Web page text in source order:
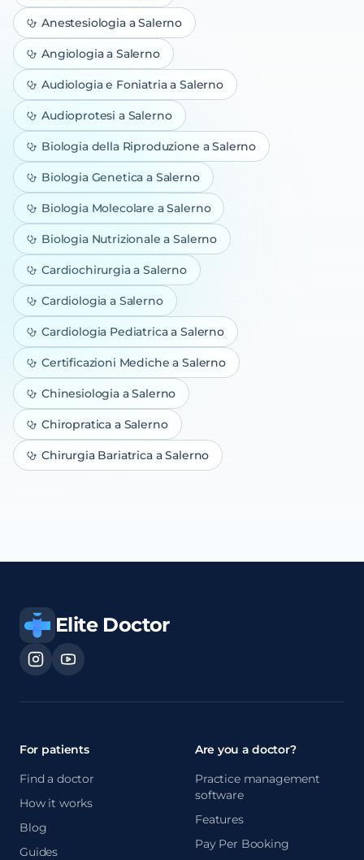
Anestesiologiaa Salerno
Angiologiaa Salerno
Audiologia e Foniatriaa Salerno
Audioprotesi a Salerno
Biologia della Riproduzione a Salerno
Biologia Genetica a Salerno
Biologia Molecolare a Salerno
Biologia Nutrizionale a Salerno
Cardiochirurgiaa Salerno
Cardiologia a Salerno
Cardiologia Pediatricaa Salerno
Certificazioni Mediche a Salerno
Chinesiologiaa Salerno
Chiropratica a Salerno
Chirurgia Bariatricaa Salerno
Elite Doctor
For patients
Find a doctor
How it works
Blog
Guides
Are you a doctor?
Practice management
software
Features
Pay Per Booking